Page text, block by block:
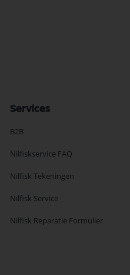
Services
B2B
Nilfiskservice FAQ
Nilfisk Tekeningen
Nilfisk Service
Nilfisk Reparatie Formulier